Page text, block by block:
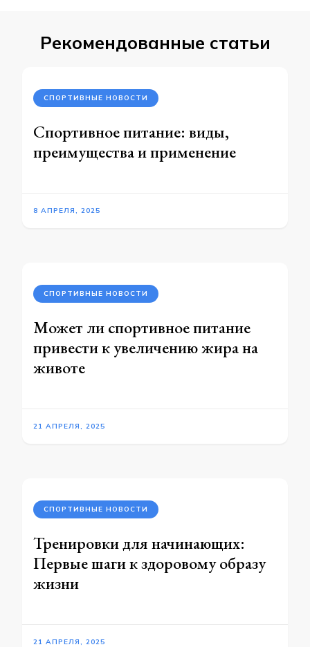
Рекомендованные статьи
СПОРТИВНЫЕ НОВОСТИ
Спортивное питание: виды,
преимущества и применение
8 АПРЕЛЯ, 2025
СПОРТИВНЫЕ НОВОСТИ
Может ли спортивное питание
привести к увеличению жира на
животе
21 АПРЕЛЯ, 2025
СПОРТИВНЫЕ НОВОСТИ
Тренировки для начинающих:
Первые шаги к здоровому образу
жизни
21 АПРЕЛЯ, 2025